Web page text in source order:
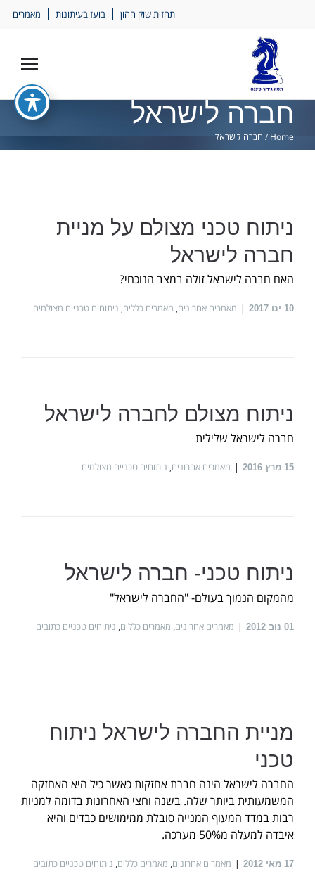
תחזית שוק ההון בועז בעיתונות מאמרים
חברה לישראל
Home
/ חברה לישראל
ניתוח טכני מצולם על מניית
חברה לישראל
האם חברה לישראל זולה במצב הנוכחי?
10 ינו 2017 מאמרים אחרונים, מאמרים כללים, ניתוחים טכניים מצולמים
ניתוח מצולם לחברה לישראל
חברה לישראל שלילית
15 מרץ 2016 מאמרים אחרונים, ניתוחים טכניים מצולמים
ניתוח טכני- חברה לישראל
מהמקום הנמוך בעולם- "החברה לישראל"
01 נוב 2012 מאמרים אחרונים מאמרים כללים ניתוחים טכניים כתובים
מניית החברה לישראל ניתוח
טכני
החברה לישראל הינה חברת אחזקות כאשר כיל היא האחזקה
המשמעותית ביותר שלה. בשנה וחצי האחרונות בדומה למניות
רבות במדד המעוף המנייה סובלת ממימושים כבדים והיא
איבדה למעלה מ50% מערכה.
17 מאי 2012 מאמרים אחרונים, מאמרים כללים, ניתוחים טכניים כתובים